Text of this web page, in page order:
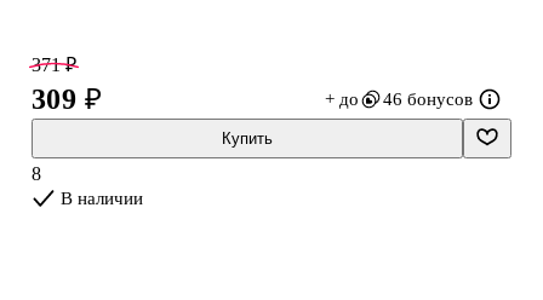
карьерной лестницы девушку ждут серьезные неприятности.
371 ₽
309 ₽ + до 46 бонусов
Купить
8
В наличии